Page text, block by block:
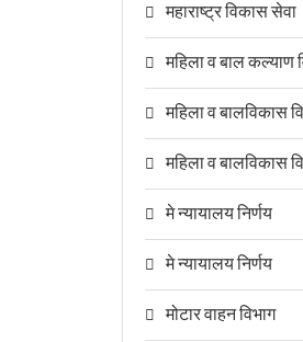
महाराष्ट्र विकास सेवा
महिला व बाल कल्याण
महिला व बालविकास
महिला व बालविकास
मे न्यायालय निर्णय
मे न्यायालय निर्णय
मोटार वाहन विभाग